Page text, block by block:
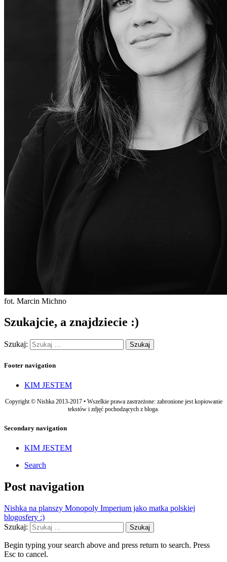
fot. Marcin Michno
Szukajcie, a znajdziecie :)
Szukaj:
Footer navigation
KIM JESTEM
Copyright © Nishka 2013-2017 • Wszelkie prawa zastrzeżone: zabronione jest kopiowanie
tekstów i zdjęć pochodzących z bloga.
Secondary navigation
KIM JESTEM
Search
Post navigation
Nishka na planszy Monopoly Imperium jako matka polskiej
blogosfery :)
Szukaj:
Begin typing your search above and press return to search. Press
Esc to cancel.